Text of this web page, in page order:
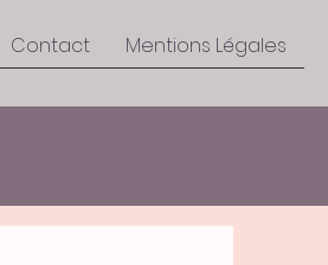
Contact Mentions Légales